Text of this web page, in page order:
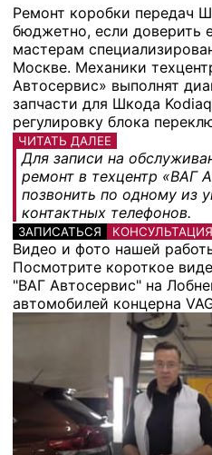
Ремонт коробки передач
бюджетно, если доверить
мастерам
Москве. Механики
Автосервис» выполнят
запчасти для Шкода
регулировку блока
ЧИТАТЬ ДАЛЕЕ
Для записи на
ремонт в техцентр «ВАГ
позвонить по одному из
контактных телефонов.
ЗАПИСАТЬСЯ КОНСУЛЬТАЦИЯ
Видео и фото нашей
Посмотрите короткое
"ВАГ Автосервис" на
автомобилей концерна